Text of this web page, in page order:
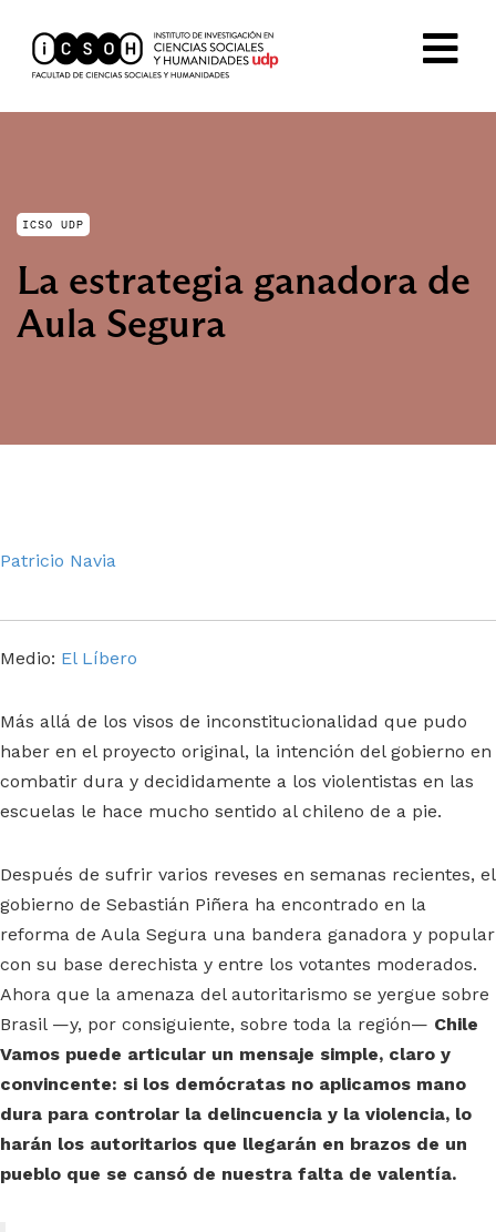
ICSO UDP
La estrategia ganadora de
Aula Segura
Patricio Navia
Medio: El Líbero
Más allá de los visos de inconstitucionalidad que pudo
haber en el proyecto original, la intención del gobierno en
combatir dura y decididamente a los violentistas en las
escuelas le hace mucho sentido al chileno de a pie.
Después de sufrir varios reveses en semanas recientes, el
gobierno de Sebastián Piñera ha encontrado en la
reforma de Aula Segura una bandera ganadora y popular
con su base derechista y entre los votantes moderados.
Ahora que la amenaza del autoritarismo se yergue sobre
Brasil —y, por consiguiente, sobre toda la región— Chile
Vamos puede articular un mensaje simple, claro y
convincente: si los demócratas no aplicamos mano
dura para controlar la delincuencia y la violencia, lo
harán los autoritarios que llegarán en brazos de un
pueblo que se cansó de nuestra falta de valentía.